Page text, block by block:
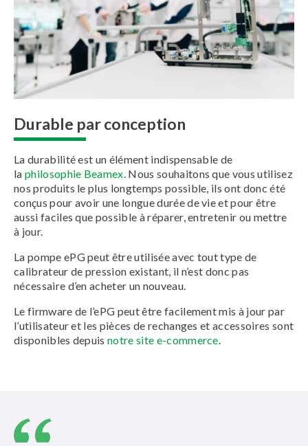
Durable par conception
La durabilité est un élément indispensable de
la philosophie Beamex. Nous souhaitons que vous utilisez
nos produits le plus longtemps possible, ils ont donc été
conçus pour avoir une longue durée de vie et pour être
aussi faciles que possible à réparer, entretenir ou mettre
à jour.
La pompe ePG peut être utilisée avec tout type de
calibrateur de pression existant, il n’est donc pas
nécessaire d’en acheter un nouveau.
Le firmware de l’ePG peut être facilement mis à jour par
l’utilisateur et les pièces de rechanges et accessoires sont
disponibles depuisnotre site e-commerce.